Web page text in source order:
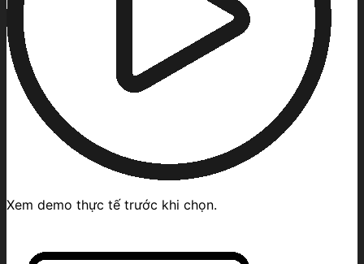
Xem demo thực tế trước khi chọn.